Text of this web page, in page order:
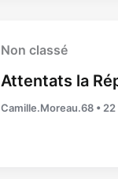
Non classé
Attentats la
Camille.Moreau.68 •